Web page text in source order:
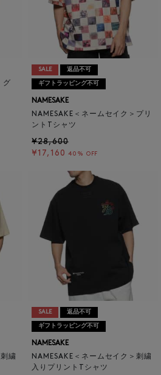
グ
SALE 返品不可
ギフトラッピング不可
NAMESAKE
NAMESAKE＜ネームセイク＞プリ
ントTシャツ
¥28,600
¥17,160 40% OFF
繍
SALE 返品不可
ギフトラッピング不可
NAMESAKE
NAMESAKE＜ネームセイク＞刺繍
入りプリントTシャツ